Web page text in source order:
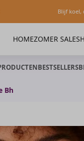
Blijf koel,
HOMEZOMER SALE
BESTSELLERS
Bh